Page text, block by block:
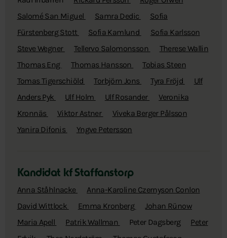
Salomé San Miguel
Samra Dedic
Sofia
Fürstenberg Stott
Sofia Kamlund
Sofia Karlsson
Steve Wegner
Tellervo Salomonsson
Therese Wallin
Thomas Eng
Thomas Hansson
Tobias Steen
Tomas Tigerschiöld
Torbjörn Jons Tyra Fröjd
Ulf
Anders Pyk
Ulf Holm Ulf Rosander
Veronika
Kronnäs
Viktor Astner
Viveka Berger Pålsson
Yanira Difonis
Yngve Petersson
Kandidat kf Staffanstorp
Anna Ståhlnacke
Anna-Karoline Czernyson Conlon
David Wittlock
Emma Kronberg
Johan Rünow
Maria Apell
Patrik Wallman Peter Dagsberg
Peter